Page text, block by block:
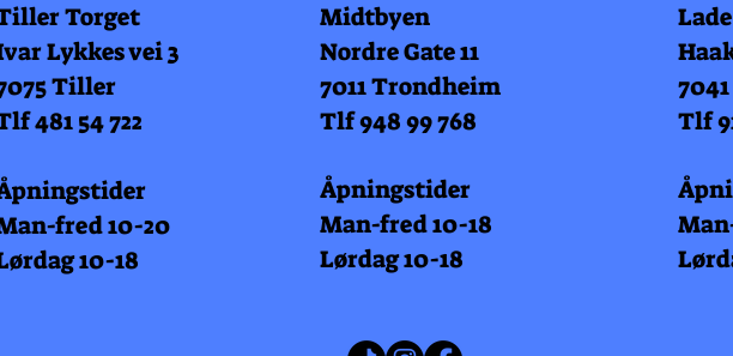
Torget
Lykkes vei 3
Tiller
481 54 722
fred 10-20
10-18
Midtbyen
Nordre Gate 11
7011 Trondheim
Tlf 948 99 768
Åpningstider
Man-fred 10-18
Lørdag 10-18
Tlf